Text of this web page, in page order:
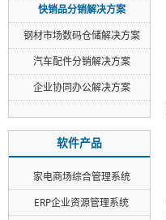
快销品分销解决方案
钢材市场数码仓储解决方案
汽车配件分销解决方案
企业协同办公解决方案
软件产品
家电商场综合管理系统
ERP企业资源管理系统